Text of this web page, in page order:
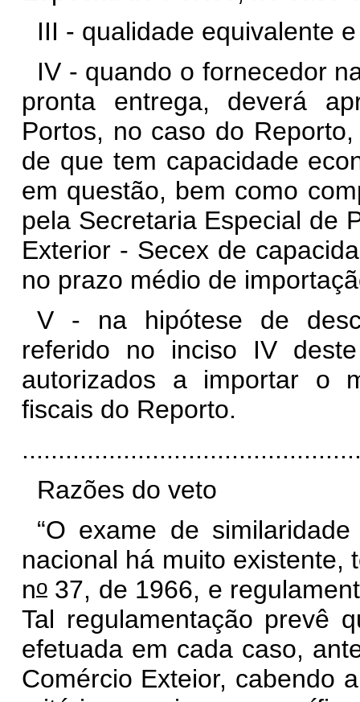
III - qualidade equivalente
IV - quando o fornecedor
pronta entrega, deverá
Portos, no caso do
de que tem capacidade
em questão, bem como
pela Secretaria Especial de
Exterior - Secex de
no prazo médio de
V - na hipótese de
referido no inciso IV
autorizados a importar o
fiscais do Reporto.
Razões do veto
“O exame de
nacional há muito existente,
no37, de 1966, e
Tal regulamentação prevê
efetuada em cada caso,
Comércio Exteior, cabendo